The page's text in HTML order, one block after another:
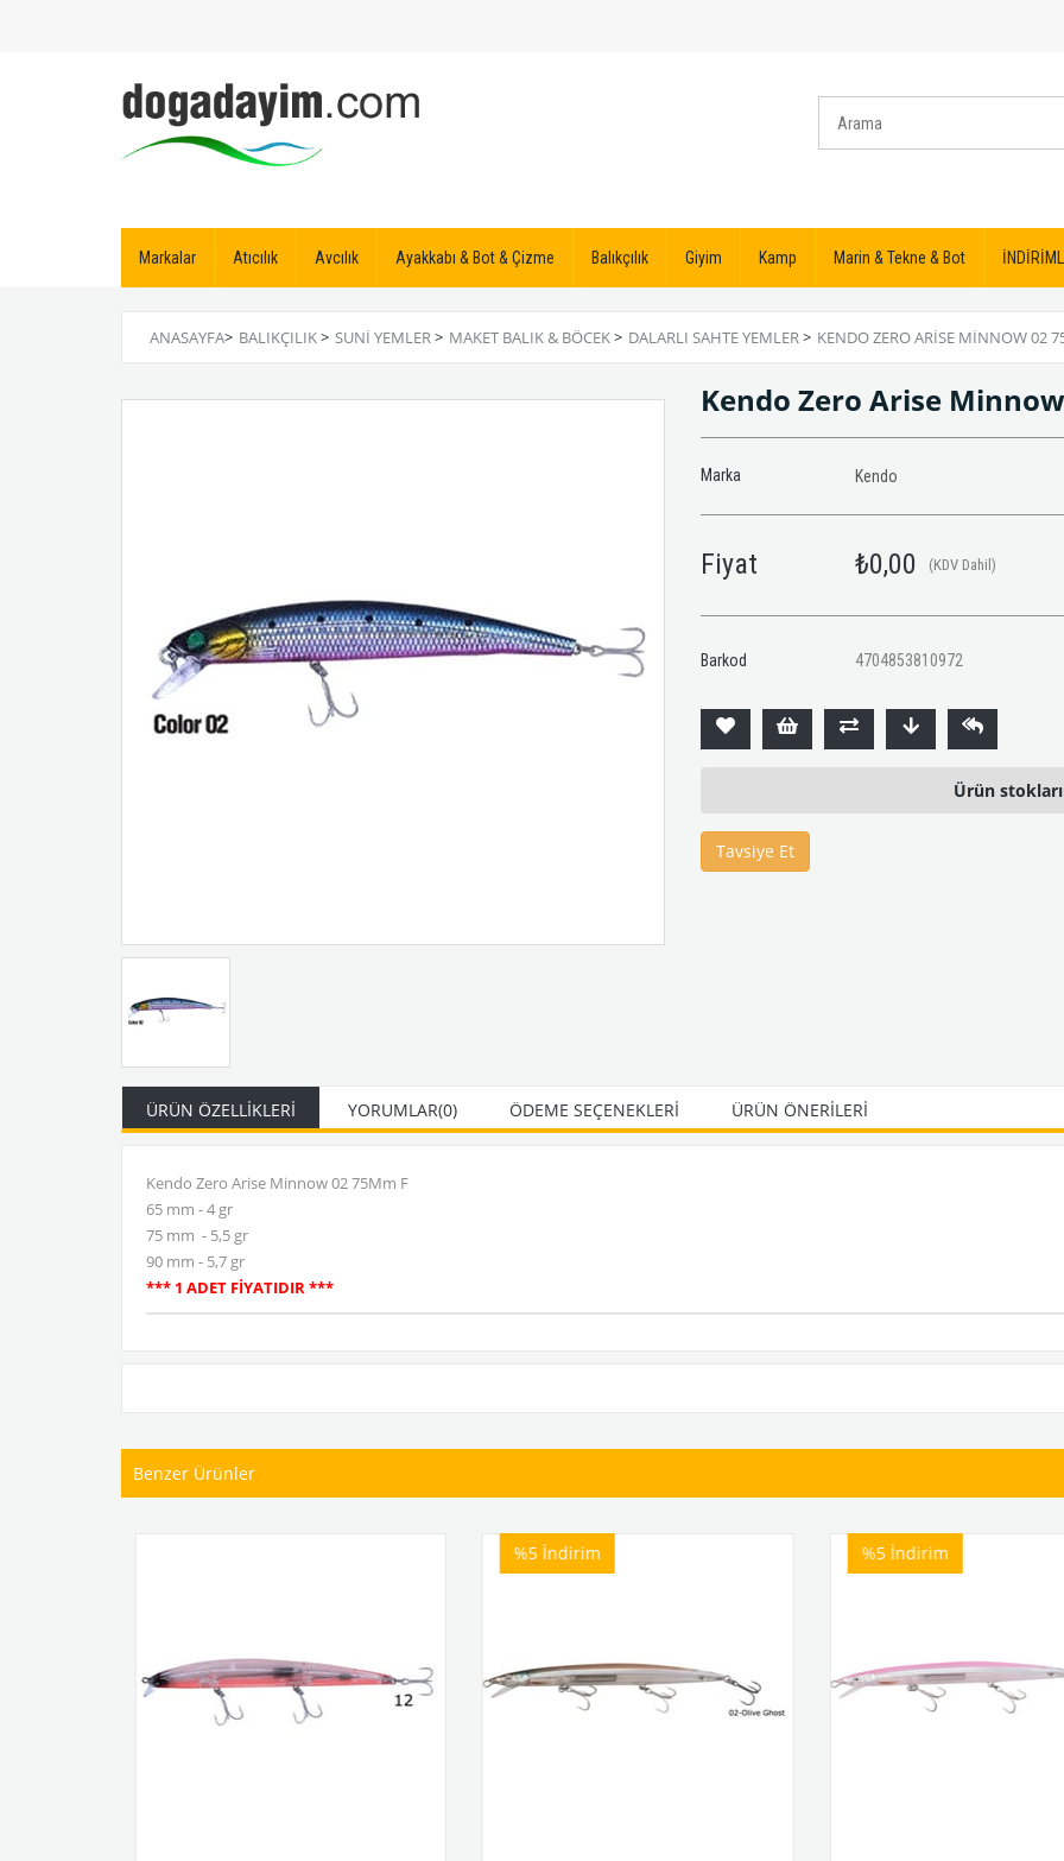
Markalar Atıcılık Avcılık Ayakkabı & Bot & Çizme Balıkçılık Giyim Kamp Marin & Tekne & Bot
ANASAYFA> BALIKÇILIK> SUNI YEMLER> MAKET BALIK & BÖCEK> DALARLI SAHTE YEMLER> KENDO ZERO ARISE MINNOW 02
Kendo Zero Arise
Marka Kendo
Fiyat ₺0,00 (KDV Dahil)
Barkod 4704853810972
Ürün
Tavsiye Et
ÜRÜN ÖZELLIKLERI YORUMLAR(0) ÖDEME SEÇENEKLERI ÜRÜN ÖNERILERI
Kendo Zero Arise Minnow 02 75Mm F
65 mm - 4 gr
75 mm - 5,5 gr
90 mm - 5,7 gr
*** 1 ADET FİYATIDIR ***
Benzer Ürünler
%5 İndirim %5 İndirim